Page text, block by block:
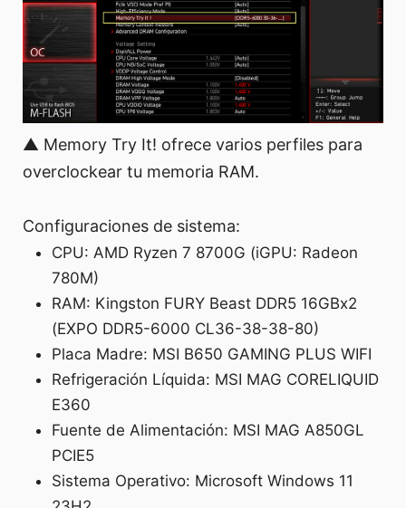
▲ Memory Try It! ofrece varios perfiles para
overclockear tu memoria RAM.
Configuraciones de sistema:
CPU: AMD Ryzen 7 8700G (iGPU: Radeon
780M)
RAM: Kingston FURY Beast DDR5 16GBx2
(EXPO DDR5-6000 CL36-38-38-80)
Placa Madre: MSI B650 GAMING PLUS WIFI
Refrigeración Líquida: MSI MAG CORELIQUID
E360
Fuente de Alimentación: MSI MAG A850GL
PCIE5
Sistema Operativo: Microsoft Windows 11